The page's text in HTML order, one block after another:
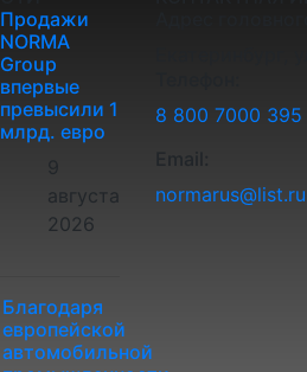
Продажи
NORMA
Group
впервые
превысили 1
млрд. евро
августа
2026
Благодаря
европейской
автомобильной
8 800 7000 395
normarus@list.ru